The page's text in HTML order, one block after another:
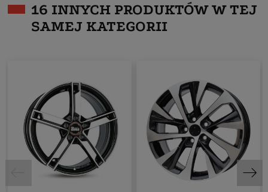
16 INNYCH PRODUKTÓW W TEJ
SAMEJ KATEGORII